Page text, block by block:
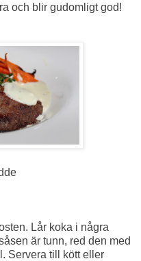
och blir gudomligt god!
Lår koka i några
är tunn, red den med
Servera till kött eller